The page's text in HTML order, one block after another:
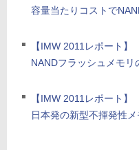
容量当たりコストで
【IMW 2011レポート】
NANDフラッシュメモリ
【IMW 2011レポート】
日本発の新型不揮発性